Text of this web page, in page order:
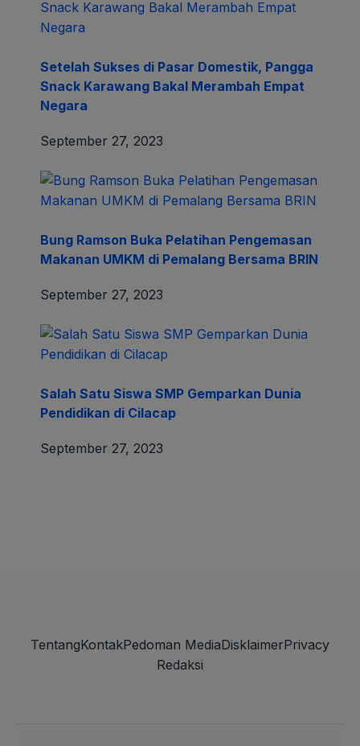
Setelah Sukses di Pasar Domestik, Pangga
Snack Karawang Bakal Merambah Empat
Negara
September 27, 2023
Bung Ramson Buka Pelatihan Pengemasan
Makanan UMKM di Pemalang Bersama BRIN
September 27, 2023
Salah Satu Siswa SMP Gemparkan Dunia
Pendidikan di Cilacap
September 27, 2023
TentangKontakPedoman MediaDisklaimerPrivacy
Redaksi